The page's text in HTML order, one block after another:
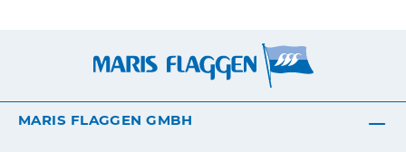
MARIS FLAGGEN GMBH